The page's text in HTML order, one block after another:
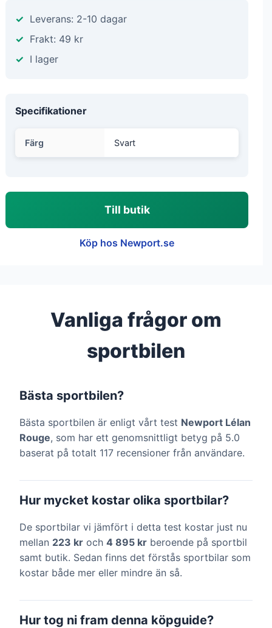
Leverans: 2-10 dagar
Frakt: 49 kr
I lager
Specifikationer
Färg Svart
Till butik
Köp hos Newport.se
Vanliga frågor om
sportbilen
Bästa sportbilen?
Bästa sportbilen är enligt vårt test Newport Lélan
Rouge, som har ett genomsnittligt betyg på 5.0
baserat på totalt 117 recensioner från användare.
Hur mycket kostar olika sportbilar?
De sportbilar vi jämfört i detta test kostar just nu
mellan 223 kr och 4 895 kr beroende på sportbil
samt butik. Sedan finns det förstås sportbilar som
kostar både mer eller mindre än så.
Hur tog ni fram denna köpguide?